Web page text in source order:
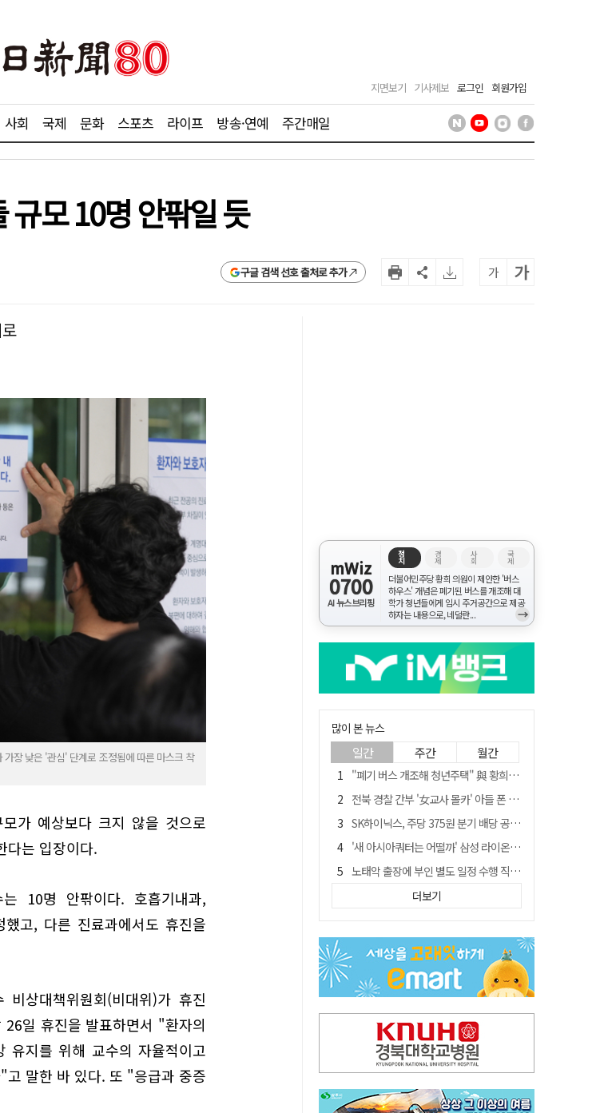
지면보기 기사제보 로그인 회원가입
사회 국제 문화 스포츠 라이프 방송·연예 주간매일
규모 10명 안팎일 듯
구글 검색 선호 출처로 추가 가 가
장 낮은 '관심' 단계로 조정됨에 따른 마스크 착
가 예상보다 크지 않을 것으로
다는 입장이다.
10명 안팎이다. 호흡기내과,
고, 다른 진료과에서도 휴진을
상대책위원회(비대위)가 휴진
일 휴진을 발표하면서 "환자의
유지를 위해 교수의 자율적이고
고 말한 바 있다. 또 "응급과 중증
mWiz
0700
AI 뉴스브리핑
정
치
경
제
사
회
국
제
더불어민주당 황희 의원이 제안한 '버스
하우스' 개념은 폐기된 버스를 개조해 대
학가 청년들에게 임시 주거공간으로 제공
하자는 내용으로, 네덜란...
→
많이 본 뉴스
일간 주간 월간
"폐기 버스 개조해 청년주택" 與 황희…'딸 학비는 年 4200만원'
전북 경찰 간부 '女교사 몰카' 아들 폰 부수고…"처벌 못하는 사안" 내부망에 글
SK하이닉스, 주당 375원 분기 배당 공시…"3분기 중 주주환원 방안 확정"
'새 아시아쿼터는 어떨까' 삼성 라이온즈, 새 얼굴 투수 미야모리 영입
노태악 출장에 부인 별도 일정 수행 직원도…보고서엔 '공식일정 참석'
'외도 의심' 아내 화장실에 묶고 불에 달군 공구로 고문…남편 검거
통합 고속철 할인 '반짝 3년'…이후 요금 도로 오른다?
한국 축구, 심판 성접대 경기서 '무패'…당시 올림픽 감독은 홍명보 [영상]
경찰, 9월 초부터 상피제 전격 실시…가족 사건 수사 못해
더보기